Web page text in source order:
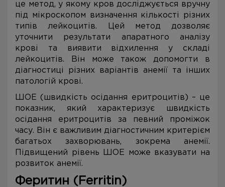
це метод, у якому кров досліджується вручну
під мікроскопом визначення кількості різних
типів лейкоцитів. Цей метод дозволяє
уточнити результати апаратного аналізу
крові та виявити відхилення у складі
лейкоцитів. Він може також допомогти в
діагностиці різних варіантів анемії та інших
патологій крові.
ШОЕ (швидкість осідання еритроцитів) – це
показник, який характеризує швидкість
осідання еритроцитів за певний проміжок
часу. Він є важливим діагностичним критерієм
багатьох захворювань, зокрема анемії.
Підвищений рівень ШОЕ може вказувати на
розвиток анемії.
Феритин (Ferritin)